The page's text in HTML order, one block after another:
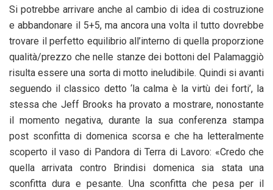
Si potrebbe arrivare anche al cambio di idea di costruzione
e abbandonare il 5+5, ma ancora una volta il tutto dovrebbe
trovare il perfetto equilibrio all’interno di quella proporzione
qualità/prezzo che nelle stanze dei bottoni del Palamaggiò
risulta essere una sorta di motto ineludibile. Quindi si avanti
seguendo il classico detto ‘la calma è la virtù dei forti’, la
stessa che Jeff Brooks ha provato a mostrare, nonostante
il momento negativa, durante la sua conferenza stampa
post sconfitta di domenica scorsa e che ha letteralmente
scoperto il vaso di Pandora di Terra di Lavoro: «Credo che
quella arrivata contro Brindisi domenica sia stata una
sconfitta dura e pesante. Una sconfitta che pesa per il